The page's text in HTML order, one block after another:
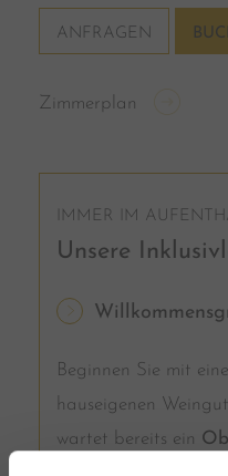
ANFRAGEN
Zimmerplan
IMMER IM
Unsere
Beginnen Sie mit
hauseigenen
wartet bereits ein